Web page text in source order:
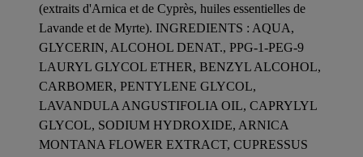
(extraits d'Arnica et de Cyprès, huiles essentielles de
Lavande et de Myrte). INGREDIENTS : AQUA,
GLYCERIN, ALCOHOL DENAT., PPG-1-PEG-9
LAURYL GLYCOL ETHER, BENZYL ALCOHOL,
CARBOMER, PENTYLENE GLYCOL,
LAVANDULA ANGUSTIFOLIA OIL, CAPRYLYL
GLYCOL, SODIUM HYDROXIDE, ARNICA
MONTANA FLOWER EXTRACT, CUPRESSUS